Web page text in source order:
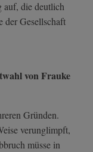
auf, die deutlich
der Gesellschaft
von Frauke
Gründen.
verunglimpft,
müsse in